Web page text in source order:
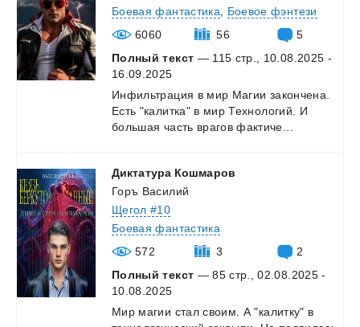
Боевая фантастика
Боевое фэнтези
6060
56
5
Полный текст — 115 стр., 10.08.2025 -
16.09.2025
Инфильтрация в мир Магии закончена.
Есть "калитка" в мир Технологий.
И
большая часть врагов фактиче...
Диктатура Кошмаров
Горъ Василий
Щегол #10
Боевая фантастика
572
3
2
Полный текст — 85 стр., 02.08.2025 -
10.08.2025
Мир магии стал своим. А "калитку" в